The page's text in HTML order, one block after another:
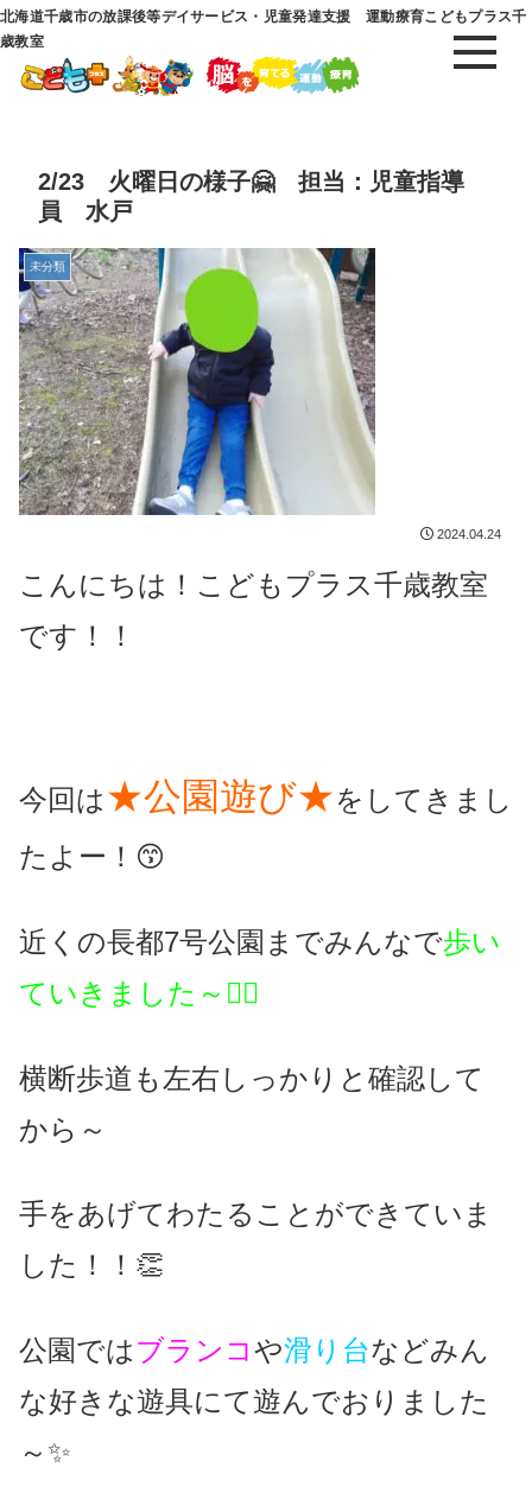
北海道千歳市の放課後等デイサービス・児童発達支援 運動療育こどもプラス千
歳教室
2/23 火曜日の様子🤗 担当：児童指導
員 水戸
未分類
2024.04.24
こんにちは！こどもプラス千歳教室
です！！
今回は★公園遊び★をしてきまし
たよー！😙
近くの長都7号公園までみんなで歩い
ていきました～🤸‍♂️
横断歩道も左右しっかりと確認して
から～
手をあげてわたることができていま
した！！👏
公園ではブランコや滑り台などみん
な好きな遊具にて遊んでおりました
～✨